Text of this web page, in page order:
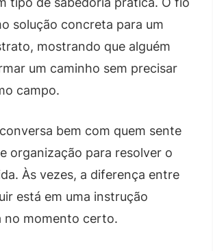
solução concreta para um
mostrando que alguém
um caminho sem precisar
campo.
bem com quem sente
organização para resolver o
Às vezes, a diferença entre
está em uma instrução
no momento certo.